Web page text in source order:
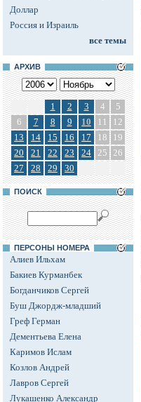
Доллар
Россия и Израиль
все темы
АРХИВ
1 2 3 4
5
6
7 8 9 10 11
12
13
14 15 16 17 18
19
20
21 22 23 24 25 26
27
28 29 30
ПОИСК
ПЕРСОНЫ НОМЕРА
Алиев Ильхам
Бакиев Курманбек
Богданчиков Сергей
Буш Джордж-младший
Греф Герман
Дементьева Елена
Каримов Ислам
Козлов Андрей
Лавров Сергей
Лукашенко Александр